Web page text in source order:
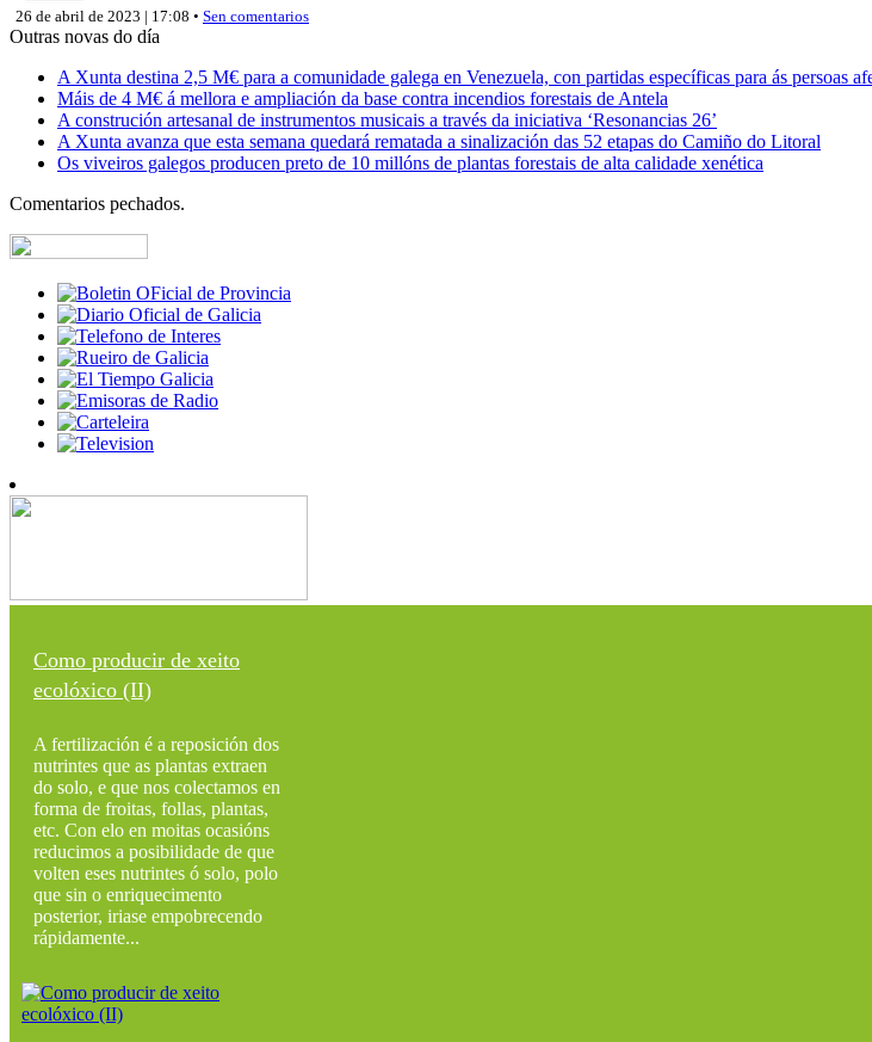
26 de abril de 2023 | 17:08 • Sen comentarios
Outras novas do día
A Xunta destina 2,5 M€ para a comunidade galega en Venezuela, con partidas específicas para ás persoas
Máis de 4 M€ á mellora e ampliación da base contra incendios forestais de Antela
A construción artesanal de instrumentos musicais a través da iniciativa ‘Resonancias 26’
A Xunta avanza que esta semana quedará rematada a sinalización das 52 etapas do Camiño do Litoral
Os viveiros galegos producen preto de 10 millóns de plantas forestais de alta calidade xenética
Comentarios pechados.
Como producir de xeito
ecolóxico (II)
A fertilización é a reposición dos
nutrintes que as plantas extraen
do solo, e que nos colectamos en
forma de froitas, follas, plantas,
etc. Con elo en moitas ocasións
reducimos a posibilidade de que
volten eses nutrintes ó solo, polo
que sin o enriquecimento
posterior, iriase empobrecendo
rápidamente...